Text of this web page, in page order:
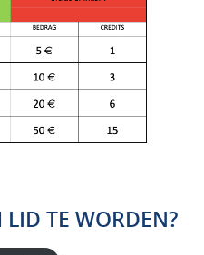
TE WORDEN?